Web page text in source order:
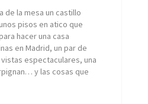
de la mesa un castillo
pisos en atico que
hacer una casa
en Madrid, un par de
espectaculares, una
y las cosas que